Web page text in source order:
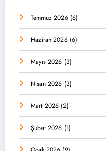
Temmuz 2026 (6)
Haziran 2026 (6)
Mayıs 2026 (3)
Nisan 2026 (3)
Mart 2026 (2)
Şubat 2026 (1)